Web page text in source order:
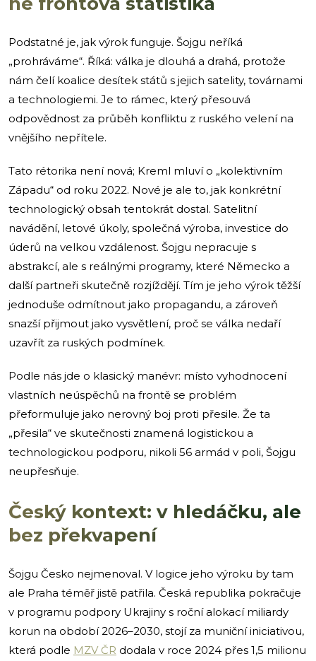
Podstatné je, jak výrok funguje. Šojgu neříká
„prohráváme“. Říká: válka je dlouhá a drahá, protože
nám čelí koalice desítek států s jejich satelity, továrnami
a technologiemi. Je to rámec, který přesouvá
odpovědnost za průběh konfliktu z ruského velení na
vnějšího nepřítele.
Tato rétorika není nová; Kreml mluví o „kolektivním
Západu“ od roku 2022. Nové je ale to, jak konkrétní
technologický obsah tentokrát dostal. Satelitní
navádění, letové úkoly, společná výroba, investice do
úderů na velkou vzdálenost. Šojgu nepracuje s
abstrakcí, ale s reálnými programy, které Německo a
další partneři skutečně rozjíždějí. Tím je jeho výrok těžší
jednoduše odmítnout jako propagandu, a zároveň
snazší přijmout jako vysvětlení, proč se válka nedaří
uzavřít za ruských podmínek.
Podle nás jde o klasický manévr: místo vyhodnocení
vlastních neúspěchů na frontě se problém
přeformuluje jako nerovný boj proti přesile. Že ta
„přesila“ ve skutečnosti znamená logistickou a
technologickou podporu, nikoli 56 armád v poli, Šojgu
neupřesňuje.
Český kontext: v hledáčku, ale
bez překvapení
Šojgu Česko nejmenoval. V logice jeho výroku by tam
ale Praha téměř jistě patřila. Česká republika pokračuje
v programu podpory Ukrajiny s roční alokací miliardy
korun na období 2026–2030, stojí za muniční iniciativou,
která podle MZV ČR dodala v roce 2024 přes 1,5 milionu